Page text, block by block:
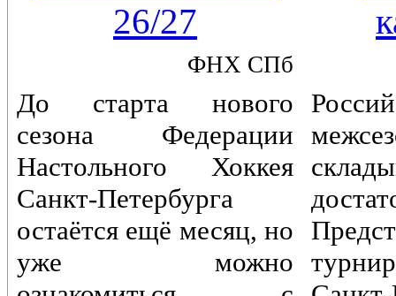
26/27
ФНХ СПб
До старта нового
сезона Федерации
Настольного Хоккея
Санкт-Петербурга
остаётся ещё месяц, но
уже можно